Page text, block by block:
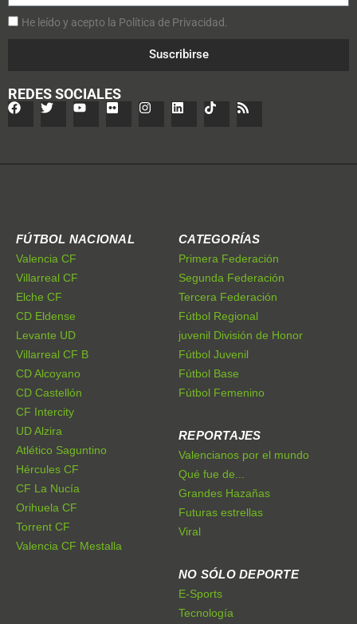
He leído y acepto la Política de Privacidad.
Suscribirse
REDES SOCIALES
FÚTBOL NACIONAL
Valencia CF
Villarreal CF
Elche CF
CD Eldense
Levante UD
Villarreal CF B
CD Alcoyano
CD Castellón
CF Intercity
UD Alzira
Atlético Saguntino
Hércules CF
CF La Nucía
Orihuela CF
Torrent CF
Valencia CF Mestalla
CATEGORÍAS
Primera Federación
Segunda Federación
Tercera Federación
Fútbol Regional
juvenil División de Honor
Fútbol Juvenil
Fútbol Base
Fútbol Femenino
REPORTAJES
Valencianos por el mundo
Qué fue de...
Grandes Hazañas
Futuras estrellas
Viral
NO SÓLO DEPORTE
E-Sports
Tecnología